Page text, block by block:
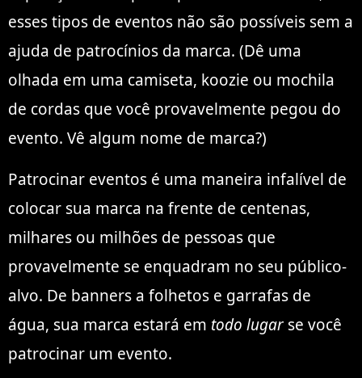
esses tipos de eventos não são possíveis sem a
ajuda de patrocínios da marca. (Dê uma
olhada em uma camiseta, koozie ou mochila
de cordas que você provavelmente pegou do
evento. Vê algum nome de marca?)
Patrocinar eventos é uma maneira infalível de
colocar sua marca na frente de centenas,
milhares ou milhões de pessoas que
provavelmente se enquadram no seu público-
alvo. De banners a folhetos e garrafas de
água, sua marca estará em todo lugar se você
patrocinar um evento.